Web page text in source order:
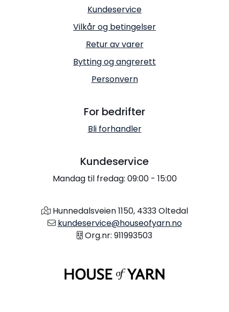
Kundeservice
Vilkår og betingelser
Retur av varer
Bytting og angrerett
Personvern
For bedrifter
Bli forhandler
Kundeservice
Mandag til fredag: 09:00 - 15:00
Hunnedalsveien 1150, 4333 Oltedal
kundeservice@houseofyarn.no
Org.nr: 911993503